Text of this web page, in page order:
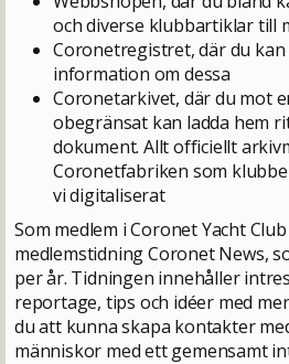
och diverse klubbartiklar till
Coronetregistret, där du
information om dessa
Coronetarkivet, där du mot
obegränsat kan ladda hem
dokument. Allt officiellt
Coronetfabriken som
vi digitaliserat
Som medlem i Coronet Yacht
medlemstidning Coronet News,
per år. Tidningen innehåller
reportage, tips och idéer med
du att kunna skapa kontakter
människor med ett gemensamt